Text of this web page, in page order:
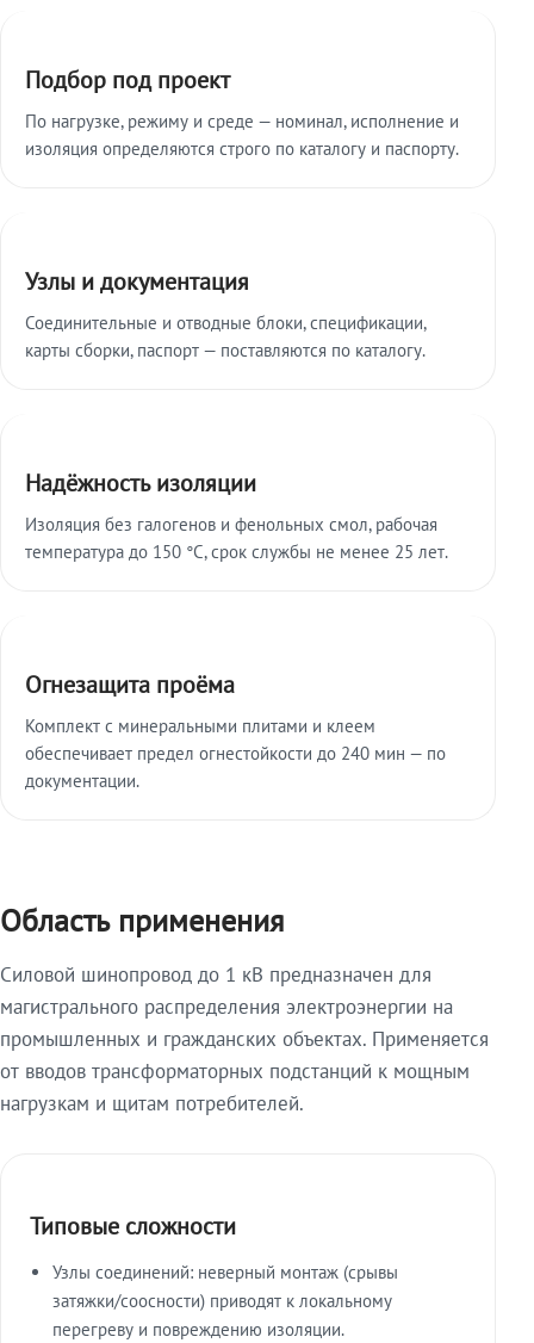
Подбор под проект
По нагрузке, режиму и среде — номинал, исполнение и
изоляция определяются строго по каталогу и паспорту.
Узлы и документация
Соединительные и отводные блоки, спецификации,
карты сборки, паспорт — поставляются по каталогу.
Надёжность изоляции
Изоляция без галогенов и фенольных смол, рабочая
температура до 150 °C, срок службы не менее 25 лет.
Огнезащита проёма
Комплект с минеральными плитами и клеем
обеспечивает предел огнестойкости до 240 мин — по
документации.
Область применения
Силовой шинопровод до 1 кВ предназначен для
магистрального распределения электроэнергии на
промышленных и гражданских объектах. Применяется
от вводов трансформаторных подстанций к мощным
нагрузкам и щитам потребителей.
Типовые сложности
Узлы соединений: неверный монтаж (срывы
затяжки/соосности) приводят к локальному
перегреву и повреждению изоляции.